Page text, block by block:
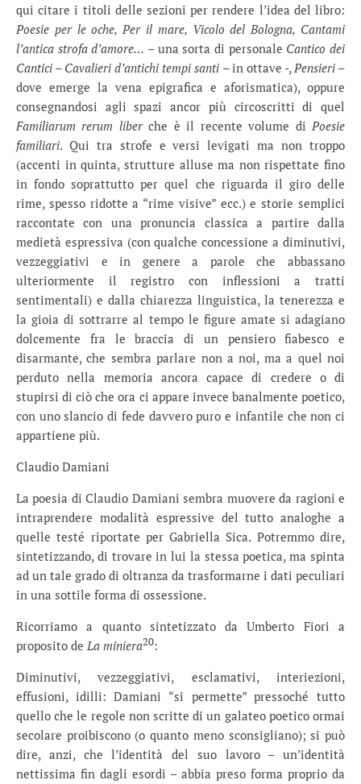
qui citare i titoli delle sezioni per rendere l’idea del libro:
Poesie per le oche, Per il mare, Vicolo del Bologna, Cantami
l’antica strofa d’amore… – una sorta di personale Cantico dei
Cantici – Cavalieri d’antichi tempi santi – in ottave -,Pensieri–
dove emerge la vena epigrafica e aforismatica), oppure
consegnandosi agli spazi ancor più circoscritti di quel
Familiarum rerum liberche è il recente volume diPoesie
familiari. Qui tra strofe e versi levigati ma non troppo
(accenti in quinta, strutture alluse ma non rispettate fino
in fondo soprattutto per quel che riguarda il giro delle
rime, spesso ridotte a “rime visive” ecc.) e storie semplici
raccontate con una pronuncia classica a partire dalla
medietà espressiva (con qualche concessione a diminutivi,
vezzeggiativi e in genere a parole che abbassano
ulteriormente il registro con inflessioni a tratti
sentimentali) e dalla chiarezza linguistica, la tenerezza e
la gioia di sottrarre al tempo le figure amate si adagiano
dolcemente fra le braccia di un pensiero fiabesco e
disarmante, che sembra parlare non a noi, ma a quel noi
perduto nella memoria ancora capace di credere o di
stupirsi di ciò che ora ci appare invece banalmente poetico,
con uno slancio di fede davvero puro e infantile che non ci
appartiene più.
Claudio Damiani
La poesia di Claudio Damiani sembra muovere da ragioni e
intraprendere modalità espressive del tutto analoghe a
quelle testé riportate per Gabriella Sica. Potremmo dire,
sintetizzando, di trovare in lui la stessa poetica, ma spinta
ad un tale grado di oltranza da trasformarne i dati peculiari
in una sottile forma di ossessione.
Ricorriamo a quanto sintetizzato da Umberto Fiori a
proposito de La miniera20:
Diminutivi, vezzeggiativi, esclamativi, interiezioni,
effusioni, idilli: Damiani “si permette” pressoché tutto
quello che le regole non scritte di un galateo poetico ormai
secolare proibiscono (o quanto meno sconsigliano); si può
dire, anzi, che l’identità del suo lavoro – un’identità
nettissima fin dagli esordi – abbia preso forma proprio da